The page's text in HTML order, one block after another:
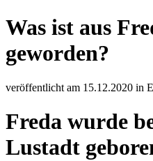
Was ist aus
geworden?
veröffentlicht am 15.12.2020 in
Freda wurde
Lustadt